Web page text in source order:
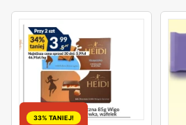
33% TANIEJ!